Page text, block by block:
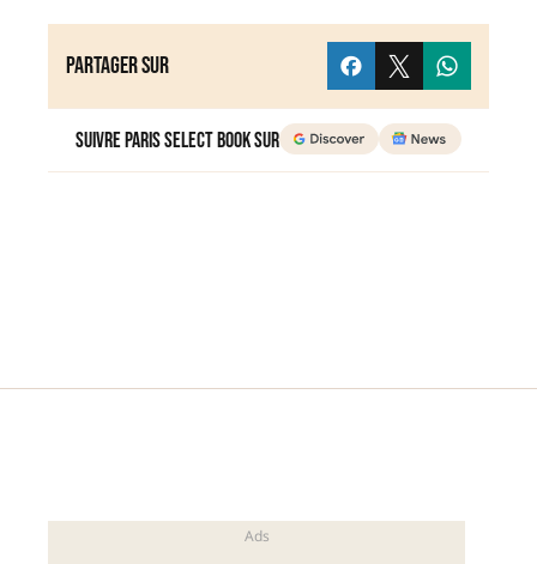
Partager sur
Suivre Paris Select Book sur